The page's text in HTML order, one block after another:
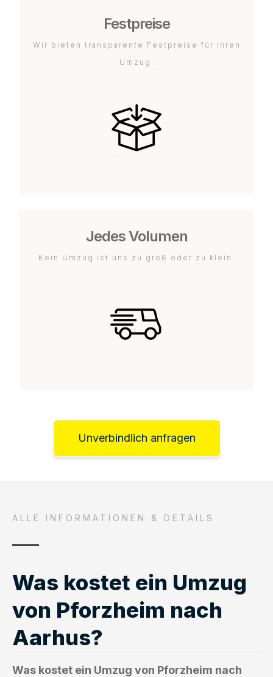
Festpreise
Wir bieten transparente Festpreise für Ihren
Umzug.
Jedes Volumen
Kein Umzug ist uns zu groß oder zu klein.
Unverbindlich anfragen
ALLE INFORMATIONEN & DETAILS
Was kostet ein Umzug
von Pforzheim nach
Aarhus?
Was kostet ein Umzug von Pforzheim nach